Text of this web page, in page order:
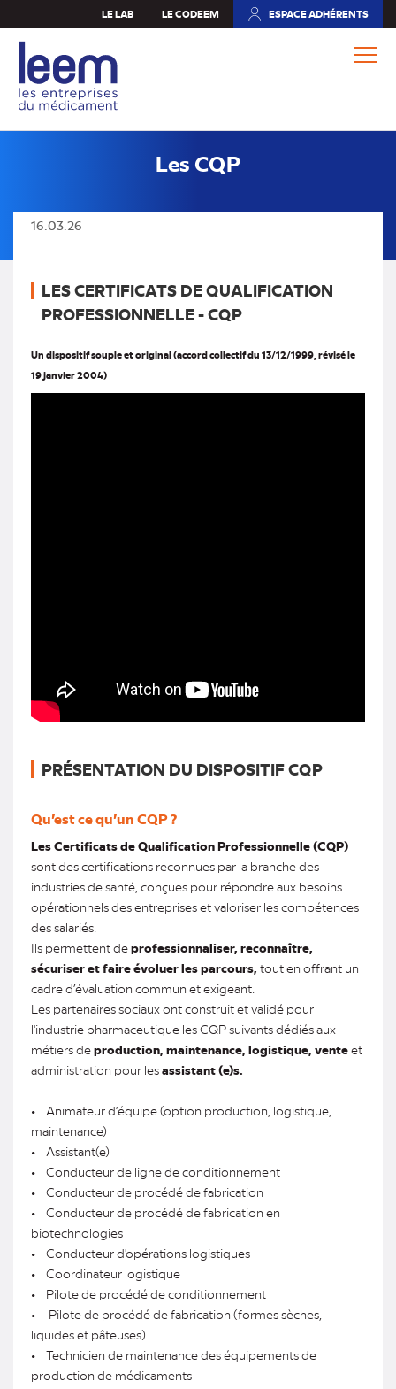
au
contenu
principal
LE LAB LE CODEEM ESPACE ADHÉRENTS
(NOUVEL
Les CQP
16.03.26
LES CERTIFICATS DE QUALIFICATION
PROFESSIONNELLE - CQP
Un dispositif souple et original (accord collectif du 13/12/1999, révisé le
19 janvier 2004)
PRÉSENTATION DU DISPOSITIF CQP
Qu’est ce qu’un CQP ?
Les Certificats de Qualification Professionnelle (CQP)
sont des certifications reconnues par la branche des
industries de santé, conçues pour répondre aux besoins
opérationnels des entreprises et valoriser les compétences
des salariés.
Ils permettent deprofessionnaliser, reconnaître,
sécuriser et faire évoluer les parcours, tout en offrant un
cadre d’évaluation commun et exigeant.
Les partenaires sociaux ont construit et validé pour
l'industrie pharmaceutique les CQP suivants dédiés aux
métiers deproduction, maintenance, logistique, venteet
administration pour lesassistant (e)s.
• Animateur d’équipe (option production, logistique,
maintenance)
• Assistant(e)
• Conducteur de ligne de conditionnement
• Conducteur de procédé de fabrication
• Conducteur de procédé de fabrication en
biotechnologies
• Conducteur d'opérations logistiques
• Coordinateur logistique
• Pilote de procédé de conditionnement
• Pilote de procédé de fabrication (formes sèches,
liquides et pâteuses)
• Technicien de maintenance des équipements de
production de médicaments